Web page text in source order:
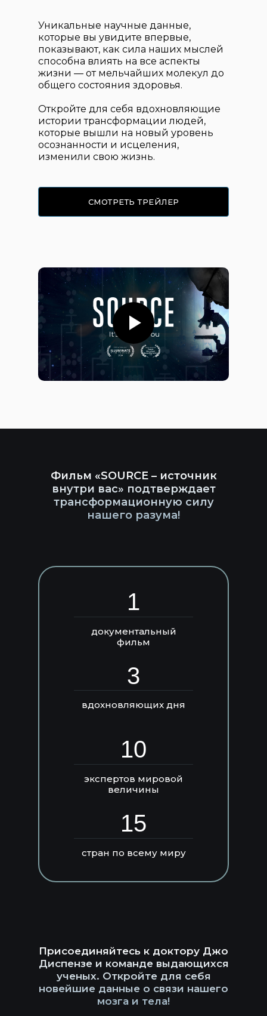
Откройте для себя вдохновляющие
истории трансформации людей,
которые вышли на новый уровень
осознанности и исцеления,
изменили свою жизнь.
Уникальные научные данные,
которые вы увидите впервые,
показывают, как сила наших мыслей
способна влиять на все аспекты
жизни — от мельчайших молекул до
общего состояния здоровья.
СМОТРЕТЬ ТРЕЙЛЕР
Фильм «SOURCE – источник
внутри вас» подтверждает
трансформационную силу
нашего разума!
1
документальный
фильм
вдохновляющих дня
экспертов мировой
величины
стран по всему миру
3
10
15
Присоединяйтесь к доктору Джо
Диспензе и команде выдающихся
ученых. Откройте для себя
новейшие данные о связи нашего
мозга и тела!